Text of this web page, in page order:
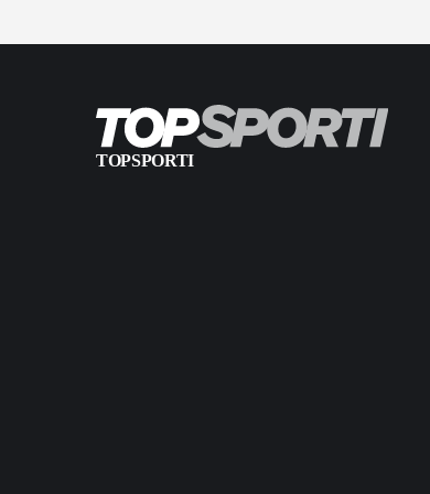
TOPSPORTI